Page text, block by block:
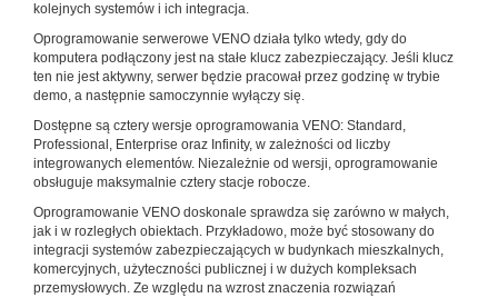
kolejnych systemów i ich integracja.
Oprogramowanie serwerowe VENO działa tylko wtedy, gdy do
komputera podłączony jest na stałe klucz zabezpieczający. Jeśli klucz
ten nie jest aktywny, serwer będzie pracował przez godzinę w trybie
demo, a następnie samoczynnie wyłączy się.
Dostępne są cztery wersje oprogramowania VENO: Standard,
Professional, Enterprise oraz Infinity, w zależności od liczby
integrowanych elementów. Niezależnie od wersji, oprogramowanie
obsługuje maksymalnie cztery stacje robocze.
Oprogramowanie VENO doskonale sprawdza się zarówno w małych,
jak i w rozległych obiektach. Przykładowo, może być stosowany do
integracji systemów zabezpieczających w budynkach mieszkalnych,
komercyjnych, użyteczności publicznej i w dużych kompleksach
przemysłowych. Ze względu na wzrost znaczenia rozwiązań